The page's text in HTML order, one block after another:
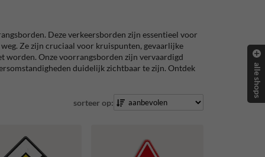
Deze verkeersborden zijn essentieel voor
Ze zijn cruciaal voor kruispunten, gevaarlijke
worden. Onze voorrangsborden zijn vervaardigd
duidelijk zichtbaar te zijn. Ontdek
sorteer op:
alle shops